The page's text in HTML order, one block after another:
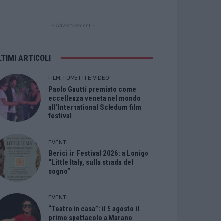
- Advertisement -
ARTICOLI
FILM, FUMETTI E VIDEO
Paolo Gnutti premiato come
eccellenza veneta nel mondo
all’International Scledum film
festival
EVENTI
Berici in Festival 2026: a Lonigo
“Little Italy, sulla strada del
sogno”
EVENTI
“Teatro in casa”: il 5 agosto il
primo spettacolo a Marano